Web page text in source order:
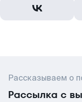
Рассказываем о
Рассылка с